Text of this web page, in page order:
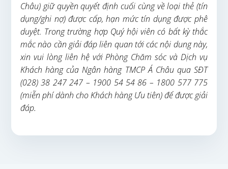
Châu) giữ quyền quyết định cuối cùng về loại thẻ (tín
dụng/ghi nợ) được cấp, hạn mức tín dụng được phê
duyệt. Trong trường hợp Quý hội viên có bất kỳ thắc
mắc nào cần giải đáp liên quan tới các nội dung này,
xin vui lòng liên hệ với Phòng Chăm sóc và Dịch vụ
Khách hàng của Ngân hàng TMCP Á Châu qua SĐT
(028) 38 247 247 – 1900 54 54 86 – 1800 577 775
(miễn phí dành cho Khách hàng Ưu tiên) để được giải
đáp.